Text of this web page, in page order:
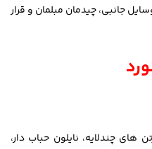
جانبی، چیدمان مبلمان و قرار
های چندلایه، نایلون حباب دار،